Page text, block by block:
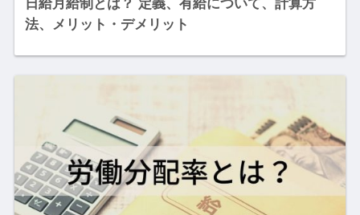
日給月給制とは？ 定義、有給について、計算方
法、メリット・デメリット